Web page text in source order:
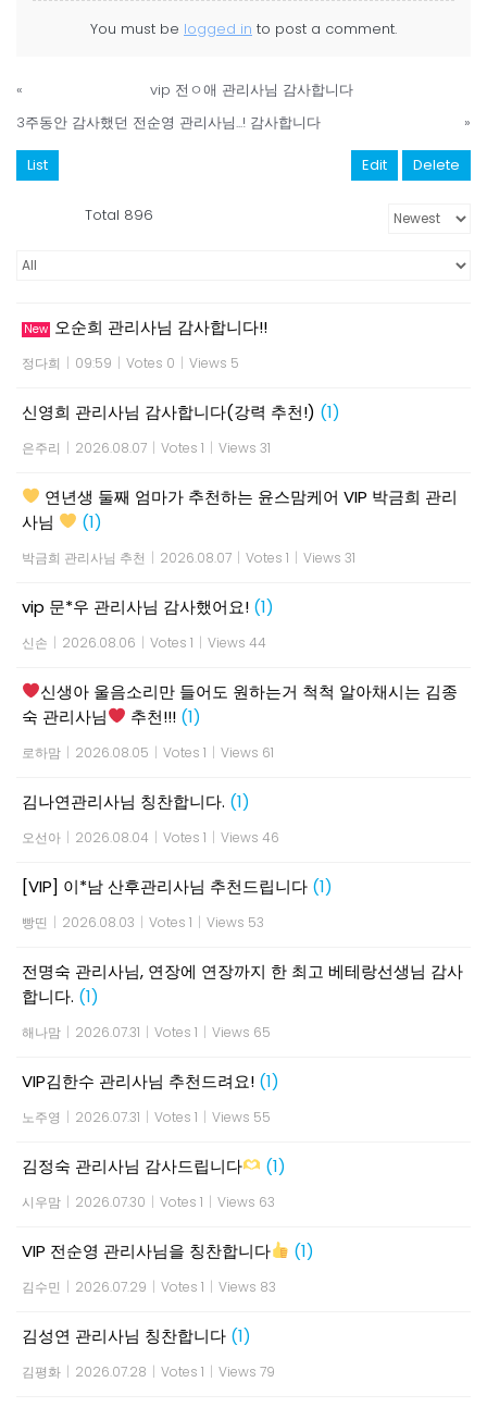
You must be logged in to post a comment.
«
vip 전ㅇ애 관리사님 감사합니다
3주동안 감사했던 전순영 관리사님...! 감사합니다
»
List Edit Delete
Total 896
New 오순희 관리사님 감사합니다!!
정다희 | 09:59 | Votes 0 | Views 5
신영희 관리사님 감사합니다(강력 추천!) (1)
은주리 | 2026.08.07 | Votes 1 | Views 31
연년생 둘째 엄마가 추천하는 윤스맘케어 VIP 박금희 관리
사님
(1)
박금희 관리사님 추천 | 2026.08.07 | Votes 1 | Views 31
vip 문*우 관리사님 감사했어요! (1)
신손 | 2026.08.06 | Votes 1 | Views 44
신생아 울음소리만 들어도 원하는거 척척 알아채시는 김종
숙 관리사님
추천!!! (1)
로하맘 | 2026.08.05 | Votes 1 | Views 61
김나연관리사님 칭찬합니다. (1)
오선아 | 2026.08.04 | Votes 1 | Views 46
[VIP] 이*남 산후관리사님 추천드립니다 (1)
빵띤 | 2026.08.03 | Votes 1 | Views 53
전명숙 관리사님, 연장에 연장까지 한 최고 베테랑선생님 감사
합니다. (1)
해나맘 | 2026.07.31 | Votes 1 | Views 65
VIP김한수 관리사님 추천드려요! (1)
노주영 | 2026.07.31 | Votes 1 | Views 55
김정숙 관리사님 감사드립니다 (1)
시우맘 | 2026.07.30 | Votes 1 | Views 63
VIP 전순영 관리사님을 칭찬합니다 (1)
김수민 | 2026.07.29 | Votes 1 | Views 83
김성연 관리사님 칭찬합니다 (1)
김평화 | 2026.07.28 | Votes 1 | Views 79